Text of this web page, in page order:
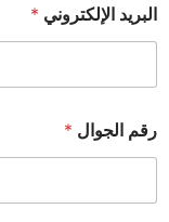
البريد الإلكتروني *
رقم الجوال *